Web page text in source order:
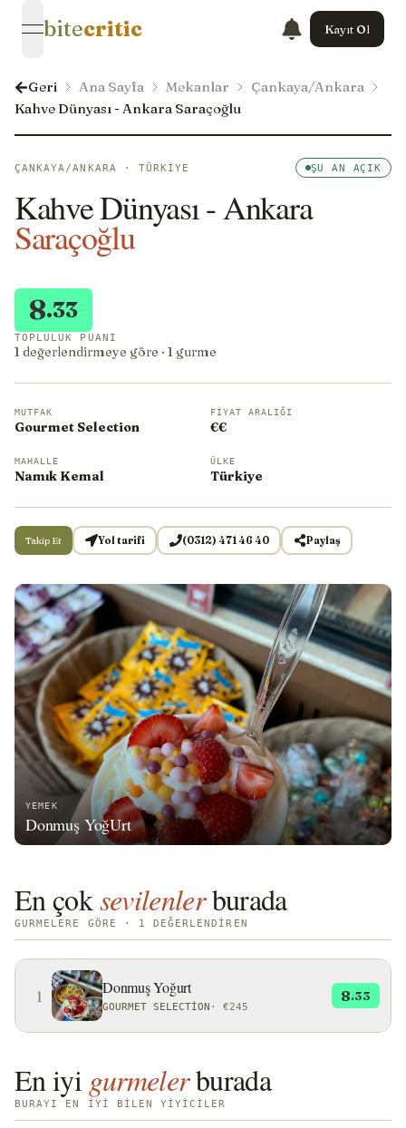
open navigation menu
bitecritic Kayıt Ol
Geri Ana Sayfa Mekanlar
Çankaya/Ankara
Kahve Dünyası - Ankara Saraçoğlu
YEMEK
Donmuş YoğUrt
ÇANKAYA/ANKARA · TÜRKIYE ŞU AN AÇIK
Kahve Dünyası - Ankara
Saraçoğlu
8.33
TOPLULUK PUANI
1 değerlendirmeye göre · 1 gurme
MUTFAK
Gourmet Selection
FIYAT ARALIĞI
€€
MAHALLE
Namık Kemal
ÜLKE
Türkiye
Takip Et Yol tarifi (0312) 471 46 40 Paylaş
En çoksevilenlerburada
GURMELERE GÖRE · 1 DEĞERLENDIREN
1 Donmuş Yoğurt
GOURMET SELECTION · €245
8.33
En iyi gurmelerburada
BURAYI EN IYI BILEN YIYICILER